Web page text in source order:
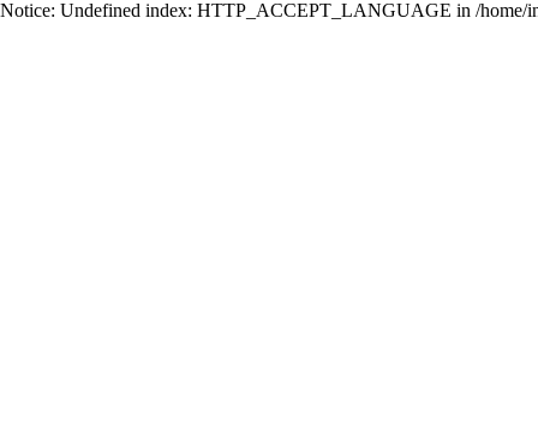
Notice: Undefined index: HTTP_ACCEPT_LANGUAGE in /home/